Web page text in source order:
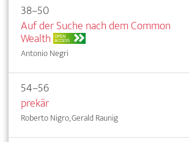
38–50
Auf der Suche nach dem Common
Wealth OPEN
ACCESS
Antonio Negri
54–56
prekär
Roberto Nigro, Gerald Raunig